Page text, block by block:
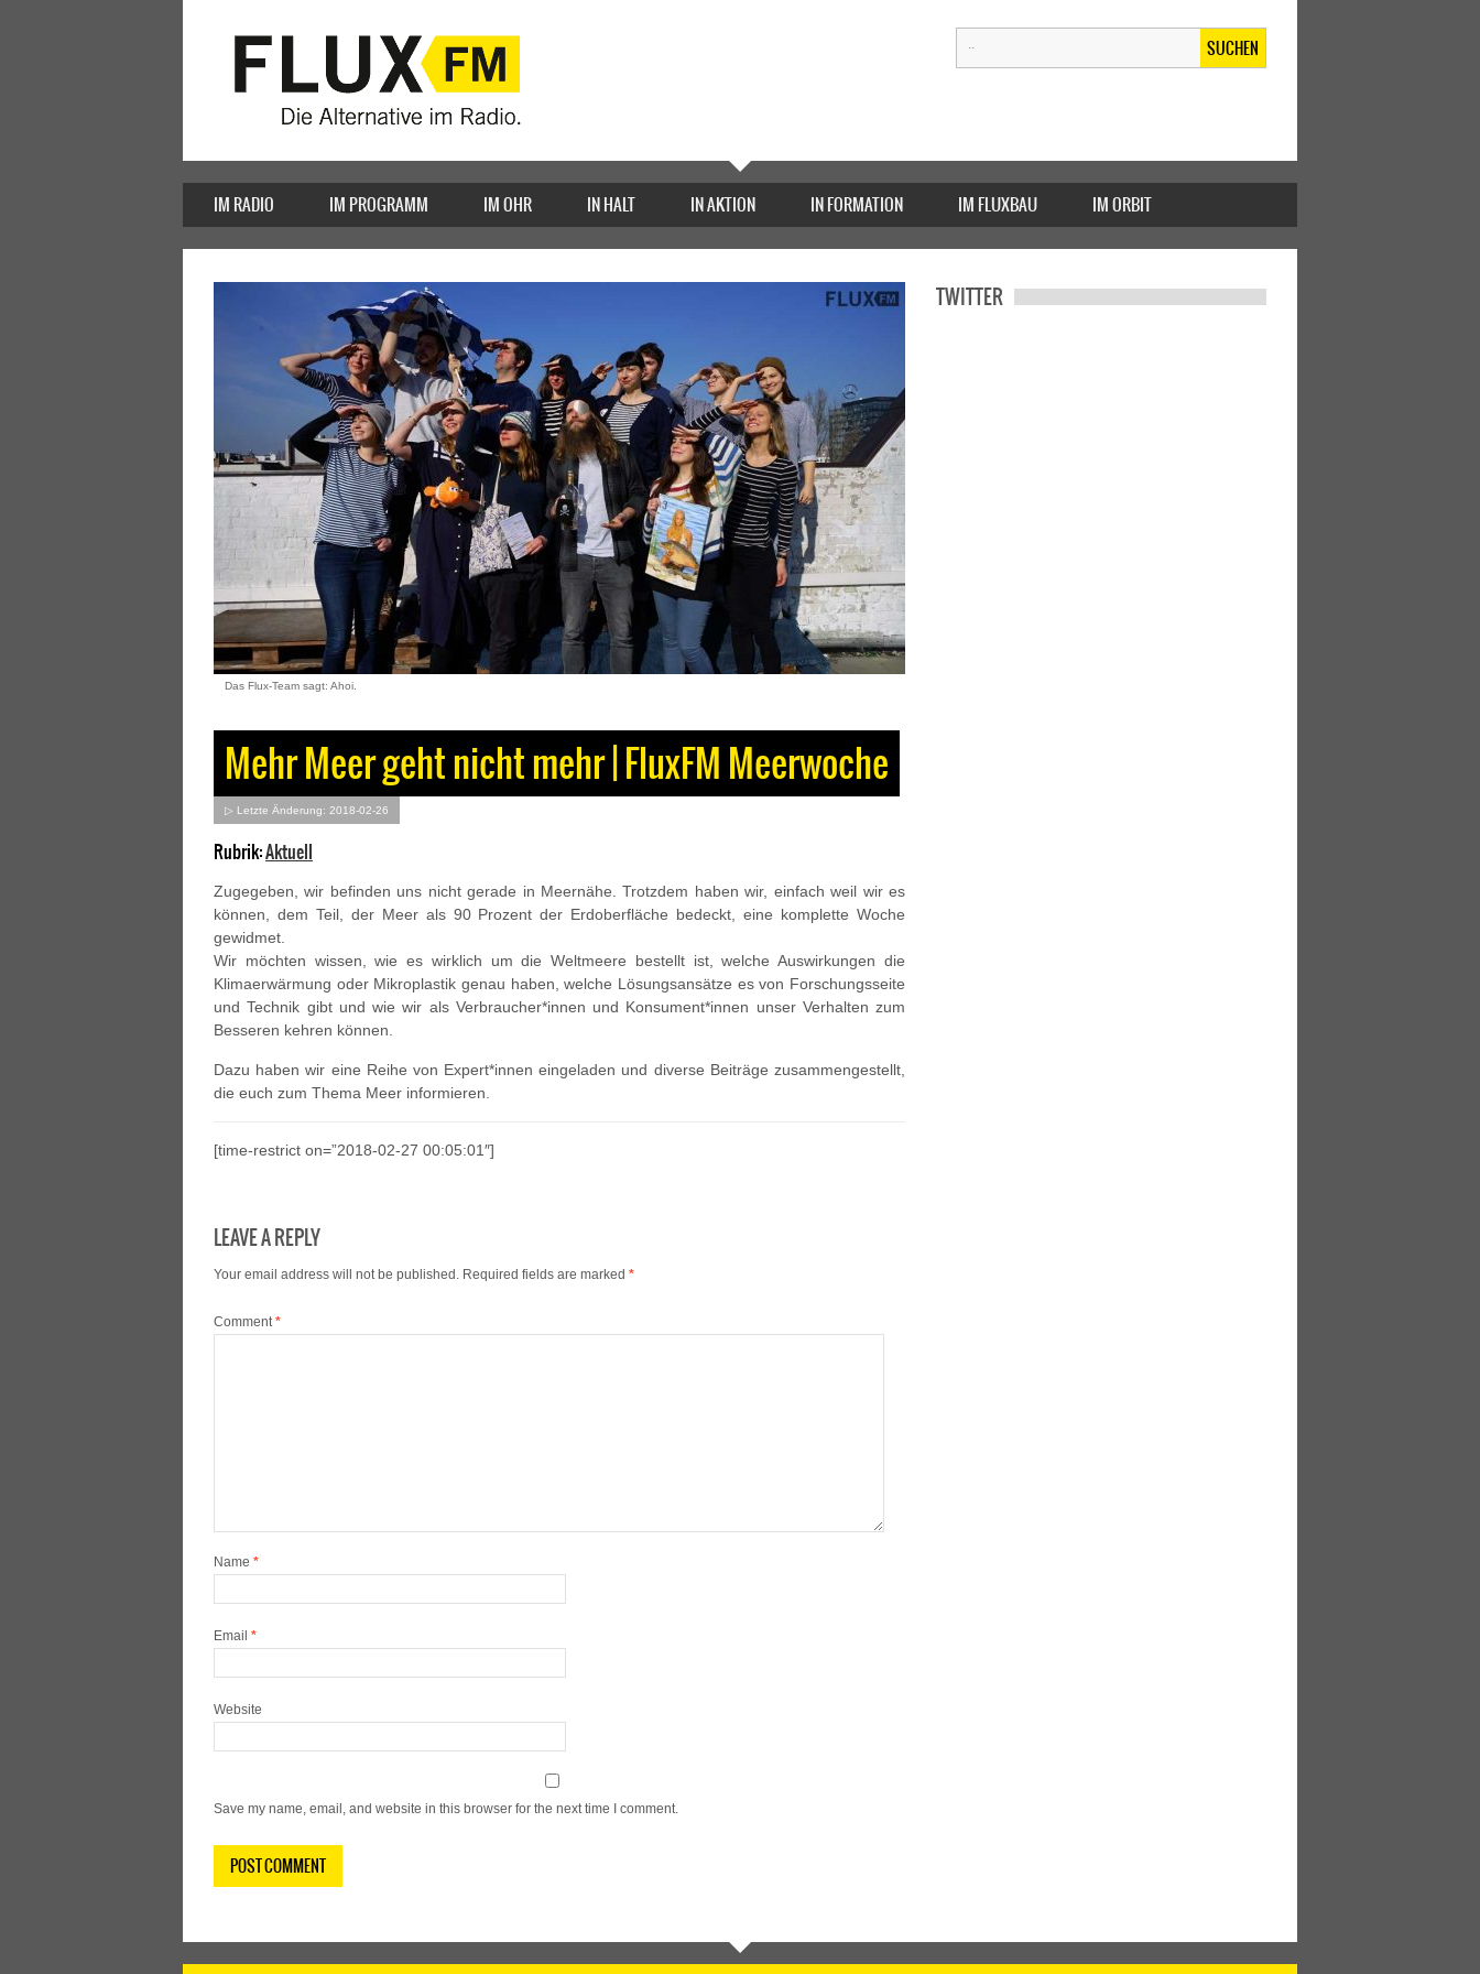
SUCHEN
IM RADIO IM PROGRAMM IM OHR IN HALT IN AKTION IN FORMATION IM FLUXBAU IM ORBIT
Das Flux-Team sagt: Ahoi.
Mehr Meer geht nicht mehr | FluxFM Meerwoche
▷ Letzte Änderung: 2018-02-26
Rubrik:Aktuell
Zugegeben, wir befinden uns nicht gerade in Meernähe. Trotzdem haben wir, einfach weil wir es
können, dem Teil, der Meer als 90 Prozent der Erdoberfläche bedeckt, eine komplette Woche
gewidmet.
Wir möchten wissen, wie es wirklich um die Weltmeere bestellt ist, welche Auswirkungen die
Klimaerwärmung oder Mikroplastik genau haben, welche Lösungsansätze es von Forschungsseite
und Technik gibt und wie wir als Verbraucher*innen und Konsument*innen unser Verhalten zum
Besseren kehren können.
Dazu haben wir eine Reihe von Expert*innen eingeladen und diverse Beiträge zusammengestellt,
die euch zum Thema Meer informieren.
[time-restrict on=”2018-02-27 00:05:01″]
LEAVE A REPLY
Your email address will not be published. Required fields are marked *
Comment*
Name *
Email *
Website
Save my name, email, and website in this browser for the next time I comment.
TWITTER